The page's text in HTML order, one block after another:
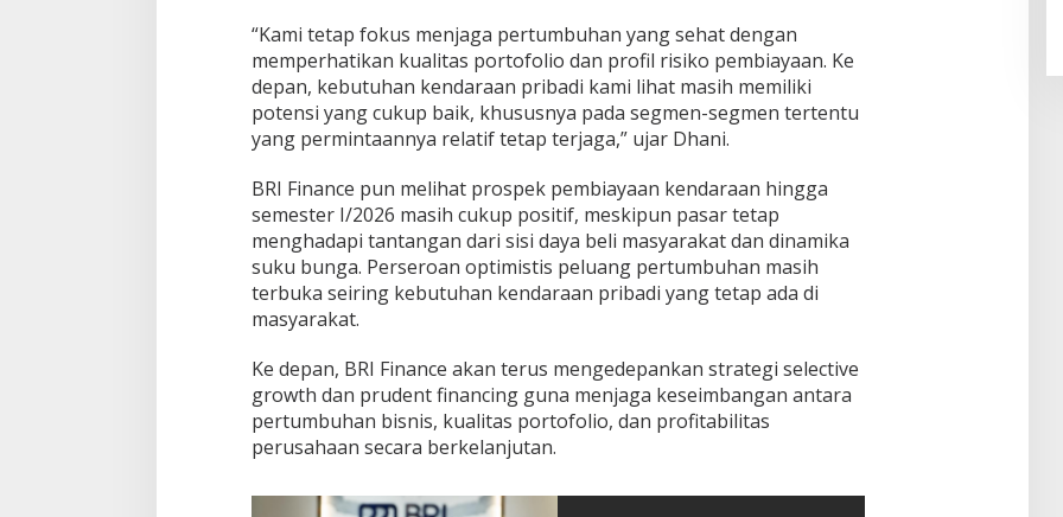
“Kami tetap fokus menjaga pertumbuhan yang sehat dengan
memperhatikan kualitas portofolio dan profil risiko pembiayaan. Ke
depan, kebutuhan kendaraan pribadi kami lihat masih memiliki
potensi yang cukup baik, khususnya pada segmen-segmen tertentu
yang permintaannya relatif tetap terjaga,” ujar Dhani.
BRI Finance pun melihat prospek pembiayaan kendaraan hingga
semester I/2026 masih cukup positif, meskipun pasar tetap
menghadapi tantangan dari sisi daya beli masyarakat dan dinamika
suku bunga. Perseroan optimistis peluang pertumbuhan masih
terbuka seiring kebutuhan kendaraan pribadi yang tetap ada di
masyarakat.
Ke depan, BRI Finance akan terus mengedepankan strategi selective
growth dan prudent financing guna menjaga keseimbangan antara
pertumbuhan bisnis, kualitas portofolio, dan profitabilitas
perusahaan secara berkelanjutan.